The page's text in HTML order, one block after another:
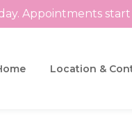
Appointments
Location &